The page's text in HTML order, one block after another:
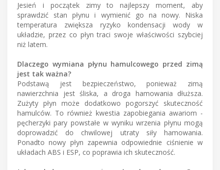
Jesień i początek zimy to najlepszy moment, aby
sprawdzić stan płynu i wymienić go na nowy. Niska
temperatura zwiększa ryzyko kondensacji wody w
układzie, przez co płyn traci swoje właściwości szybciej
niż latem.
Dlaczego wymiana płynu hamulcowego przed zimą
jest tak ważna?
Podstawą jest bezpieczeństwo, ponieważ zimą
nawierzchnia jest śliska, a droga hamowania dłuższa.
Zużyty płyn może dodatkowo pogorszyć skuteczność
hamulców. To również kwestia zapobiegania awariom -
pęcherzyki pary powstałe w wyniku wrzenia płynu mogą
doprowadzić do chwilowej utraty siły hamowania.
Ponadto nowy płyn zapewnia odpowiednie ciśnienie w
układach ABS i ESP, co poprawia ich skuteczność.